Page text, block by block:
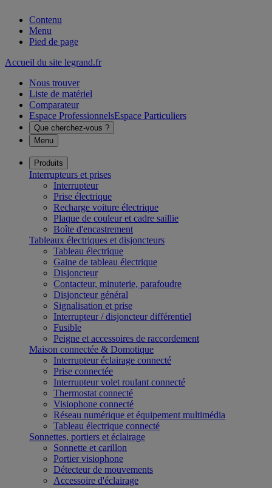
Contenu
Menu
Pied de page
Accueil du site legrand.fr
Nous trouver
Liste de matériel
Comparateur
Espace ProfessionnelsEspace Particuliers
Que cherchez-vous ?
Menu
Produits
Interrupteurs et prises
Interrupteur
Prise électrique
Recharge voiture électrique
Plaque de couleur et cadre saillie
Boîte d'encastrement
Tableaux électriques et disjoncteurs
Tableau électrique
Gaine de tableau électrique
Disjoncteur
Contacteur, minuterie, parafoudre
Disjoncteur général
Signalisation et prise
Interrupteur / disjoncteur différentiel
Fusible
Peigne et accessoires de raccordement
Maison connectée & Domotique
Interrupteur éclairage connecté
Prise connectée
Interrupteur volet roulant connecté
Thermostat connecté
Visiophone connecté
Réseau numérique et équipement multimédia
Tableau électrique connecté
Sonnettes, portiers et éclairage
Sonnette et carillon
Portier visiophone
Détecteur de mouvements
Accessoire d'éclairage